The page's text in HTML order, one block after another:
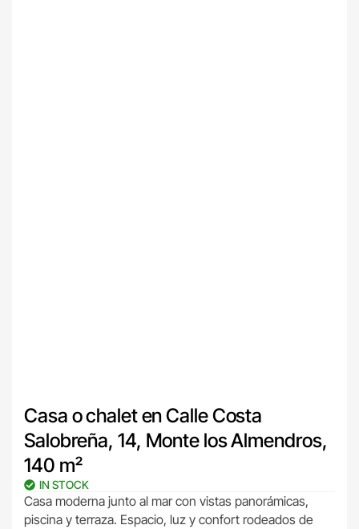
Casa o chalet en Calle Costa
Salobreña, 14, Monte los Almendros,
140 m²
IN STOCK
Casa moderna junto al mar con vistas panorámicas,
piscina y terraza. Espacio, luz y confort rodeados de